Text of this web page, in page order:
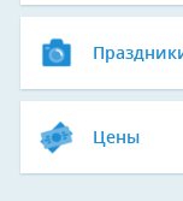
Цены